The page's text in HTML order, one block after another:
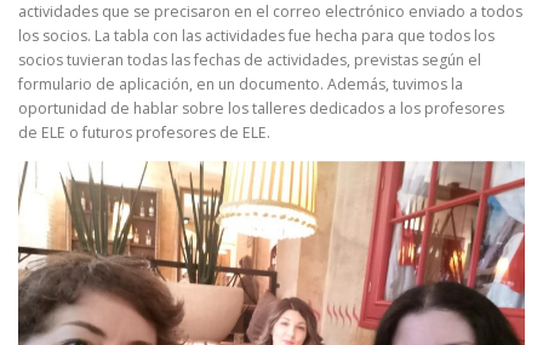
actividades que se precisaron en el correo electrónico enviado a todos
los socios. La tabla con las actividades fue hecha para que todos los
socios tuvieran todas las fechas de actividades, previstas según el
formulario de aplicación, en un documento. Además, tuvimos la
oportunidad de hablar sobre los talleres dedicados a los profesores
de ELE o futuros profesores de ELE.